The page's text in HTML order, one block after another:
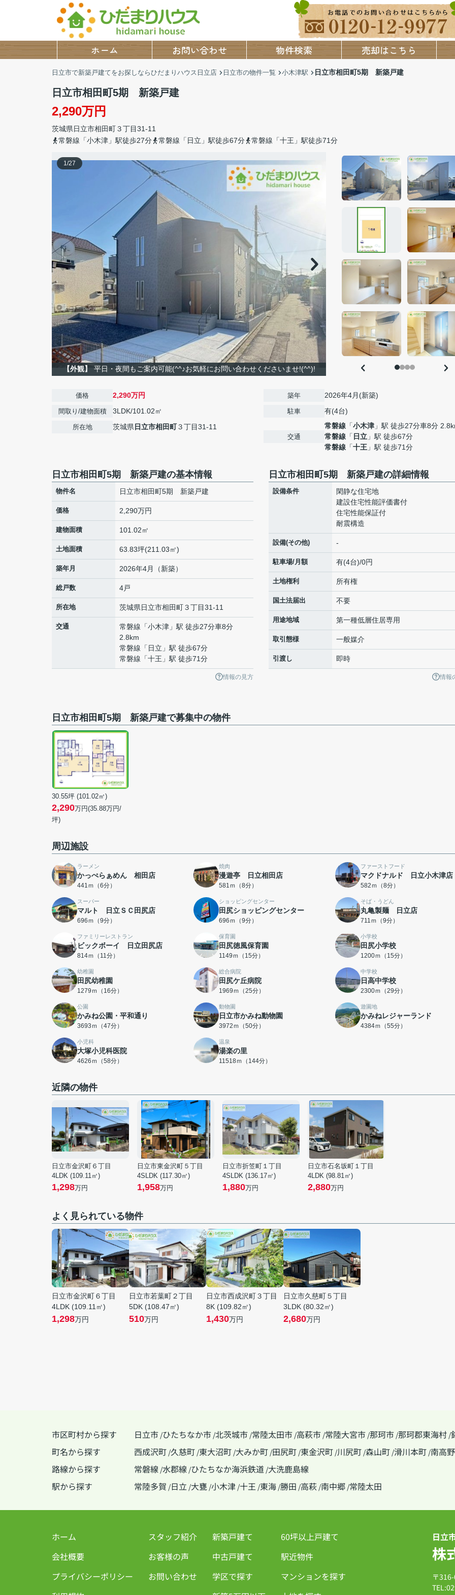
ホーム お問い合わせ 物件検索 売却はこちら
日立市で新築戸建てをお探しならひだまりハウス日立店 日立市の物件一覧 小木津駅 日立市相田町5期 新築戸建
日立市相田町5期 新築戸建
2,290万円
茨城県日立市相田町３丁目31-11
常磐線「小木津」駅徒歩27分
常磐線「日立」駅徒歩67分 常磐線「十王」駅徒歩71分
1/27
【外観】 平日・夜間もご案内可能(^^♪お気軽にお問い合わせくださいませ!(^^)!
価格 2,290万円
間取り/建物面積 3LDK/101.02㎡
所在地 茨城県 日立市相田町３丁目31-11
築年 2026年4月(新築)
駐車 有(4台)
交通
常磐線 「小木津 」駅 徒歩27分車8分
常磐線 「 日立 」駅 徒歩67分
常磐線 「十王 」駅 徒歩71分
日立市相田町5期 新築戸建の基本情報
物件名 日立市相田町5期 新築戸建
価格 2,290万円
建物面積 101.02㎡
土地面積 63.83坪(211.03㎡)
築年月 2026年4月（新築）
総戸数 4戸
所在地 茨城県日立市相田町３丁目31-11
交通 常磐線 「小木津 」駅 徒歩27分車8分
2.8km
常磐線 「 日立 」駅 徒歩67分
常磐線 「十王 」駅 徒歩71分
情報の見方
日立市相田町5期 新築戸建の詳細情報
設備条件
閑静な住宅地
建設住宅性能評価書付
住宅性能保証付
耐震構造
設備(その他) -
駐車場/月額 有(4台)/0円
土地権利 所有権
国土法届出 不要
用途地域 第一種低層住居専用
取引態様 一般媒介
引渡し 即時
情報
日立市相田町5期 新築戸建で募集中の物件
30.55坪 (101.02㎡)
2,290万円(35.88万円/
坪)
周辺施設
ラーメン
かっぺらぁめん 相田店
441ｍ（6分）
焼肉
漫遊亭 日立相田店
581ｍ（8分）
ファーストフード
マクドナルド 日立小木津店
582ｍ（8分）
スーパー
マルト 日立ＳＣ田尻店
696ｍ（9分）
ショッピングセンター
田尻ショッピングセンター
696ｍ（9分）
そば・うどん
丸亀製麺 日立店
711ｍ（9分）
ファミリーレストラン
ビックボーイ 日立田尻店
814ｍ（11分）
保育園
田尻徳風保育園
1149ｍ（15分）
小学校
田尻小学校
1200ｍ（15分）
幼稚園
田尻幼稚園
1279ｍ（16分）
総合病院
田尻ケ丘病院
1969ｍ（25分）
中学校
日高中学校
2300ｍ（29分）
公園
かみね公園・平和通り
3693ｍ（47分）
動物園
日立市かみね動物園
3972ｍ（50分）
遊園地
かみねレジャーランド
4384ｍ（55分）
小児科
大塚小児科医院
4626ｍ（58分）
温泉
湯楽の里
11518ｍ（144分）
近隣の物件
日立市金沢町６丁目
4LDK (109.11㎡)
1,298万円
日立市東金沢町５丁目
4SLDK (117.30㎡)
1,958万円
日立市折笠町１丁目
4SLDK (136.17㎡)
1,880万円
日立市石名坂町１丁目
4LDK (98.81㎡)
2,880万円
よく見られている物件
日立市金沢町６丁目
4LDK (109.11㎡)
1,298万円
日立市若葉町２丁目
5DK (108.47㎡)
510万円
日立市西成沢町３丁目
8K (109.82㎡)
1,430万円
日立市久慈町５丁目
3LDK (80.32㎡)
2,680万円
市区町村から探す 日立市 /ひたちなか市 /北茨城市 /常陸太田市 /高萩市 /常陸大宮市 /那珂市 /那珂郡東海村 /
町名から探す
西成沢町 /久慈町 /東大沼町 /大みか町 /田尻町 /東金沢町 /川尻町 /森山町 /滑川本町 /南高
路線から探す
常磐線 /水郡線 /ひたちなか海浜鉄道 /大洗鹿島線
駅から探す
常陸多賀 /日立 /大甕 /小木津 /十王 /東海 /勝田 /高萩 /南中郷 /常陸太田
ホーム
会社概要
プライバシーポリシー
スタッフ紹介
お客様の声
お問い合わせ
新築戸建て
中古戸建て
学区で探す
60坪以上戸建て
駅近物件
マンションを探す
日立
株
〒